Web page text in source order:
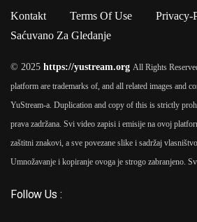
Kontakt Terms Of Use
Privacy-
Saćuvano Za Gledanje
© 2025 https://yustream.org All Rights
platform are trademarks of, and all related images and
YuStream-a. Duplication and copy of this is strictly
prava zadržana. Svi video zapisi i emisije na ovoj
zaštitni znakovi, a sve povezane slike i sadržaj
Umnožavanje i kopiranje ovoga je strogo zabranjeno.
Follow Us :